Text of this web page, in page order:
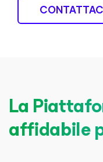
La
affidabile